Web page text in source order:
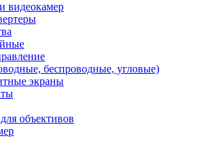
видеокамер
беспроводные, угловые)
экраны
объективов